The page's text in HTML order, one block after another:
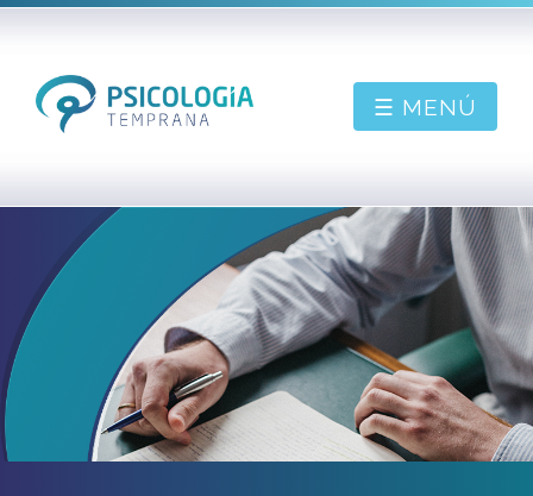
☰ MENÚ
PIDE CONSULTA
BIENVENIDO
SOBRE MÍ
CONTACTAR
BLOG